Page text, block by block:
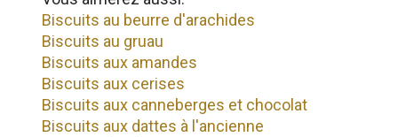
Biscuits au beurre d'arachides
Biscuits au gruau
Biscuits aux amandes
Biscuits aux cerises
Biscuits aux canneberges et chocolat
Biscuits aux dattes à l'ancienne